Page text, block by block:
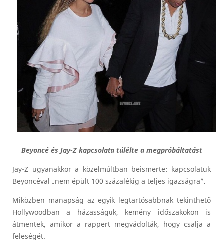
Beyoncé és Jay-Z kapcsolata túlélte a megpróbáltatást
Jay-Z ugyanakkor a közelmúltban beismerte: kapcsolatuk
Beyoncéval „nem épült 100 százalékig a teljes igazságra”.
Miközben manapság az egyik legtartósabbnak tekinthető
Hollywoodban a házasságuk, kemény időszakokon is
átmentek, amikor a rappert megvádolták, hogy csalja a
feleségét.